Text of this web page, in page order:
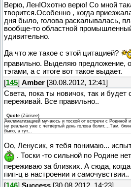
Верю, Лен!Охотно верю! Со мной
творится.Особенно , когда
дня было, голова раскалывалась,
вообще-то областной
удивительно.
Да что же такое с этой цитацией?
правильно. Выделяю предложение,
тэгами, а с итоге вот такое выдает.
[145] Amber [30.08.2012, 12:41]
Света, пока ты новичок, так и будет
переживай. Все правильно..
Quote (Zürisee)
Акклиматизацией мучаюсь и тоской от встречи с Родиной
ну реально уже с четвёртый день голова болит....Там,
было, а тут...
Оо, Ленусик, я тебя понимаю...
. Тоски -то сильной по Родине
переживаю за близких. А сюда,
пип-ц в настроении и самочувствии..